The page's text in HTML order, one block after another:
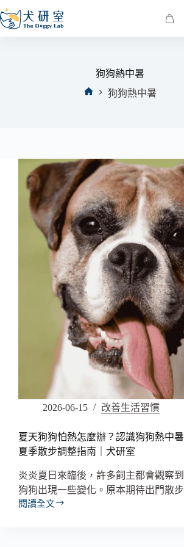
狗狗熱中暑
狗狗熱中暑
2026-06-15 改善生活習慣
夏天狗狗怕熱怎麼辦？認識狗狗熱中
夏季散步調整指南｜犬研室
炎炎夏日來臨後，許多飼主都會觀察
狗狗出現一些變化。原本期待出門散
閱讀全文